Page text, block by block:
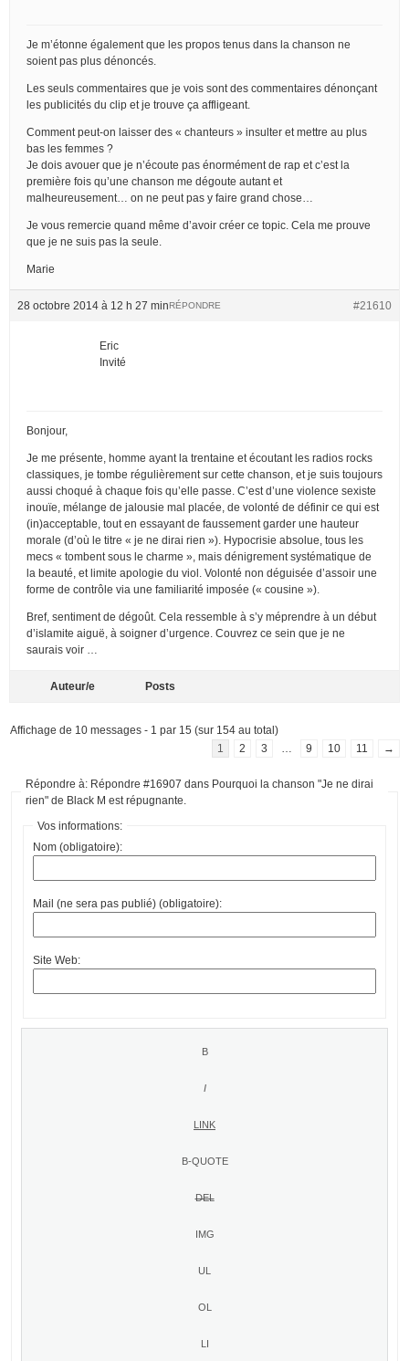
Je m’étonne également que les propos tenus dans la chanson ne
soient pas plus dénoncés.
Les seuls commentaires que je vois sont des commentaires dénonçant
les publicités du clip et je trouve ça affligeant.
Comment peut-on laisser des « chanteurs » insulter et mettre au plus
bas les femmes ?
Je dois avouer que je n’écoute pas énormément de rap et c’est la
première fois qu’une chanson me dégoute autant et
malheureusement… on ne peut pas y faire grand chose…
Je vous remercie quand même d’avoir créer ce topic. Cela me prouve
que je ne suis pas la seule.
Marie
28 octobre 2014 à 12 h 27 min #21610
RÉPONDRE
Eric
Invité
Bonjour,
Je me présente, homme ayant la trentaine et écoutant les radios rocks
classiques, je tombe régulièrement sur cette chanson, et je suis toujours
aussi choqué à chaque fois qu’elle passe. C’est d’une violence sexiste
inouïe, mélange de jalousie mal placée, de volonté de définir ce qui est
(in)acceptable, tout en essayant de faussement garder une hauteur
morale (d’où le titre « je ne dirai rien »). Hypocrisie absolue, tous les
mecs « tombent sous le charme », mais dénigrement systématique de
la beauté, et limite apologie du viol. Volonté non déguisée d’assoir une
forme de contrôle via une familiarité imposée (« cousine »).
Bref, sentiment de dégoût. Cela ressemble à s’y méprendre à un début
d’islamite aiguë, à soigner d’urgence. Couvrez ce sein que je ne
saurais voir …
Auteur/e Posts
Affichage de 10 messages - 1 par 15 (sur 154 au total)
1
2 3 9 10 11 →
Répondre à: Répondre #16907 dans Pourquoi la chanson "Je ne dirai
rien" de Black M est répugnante.
Vos informations:
Nom (obligatoire):
Mail (ne sera pas publié) (obligatoire):
Site Web: